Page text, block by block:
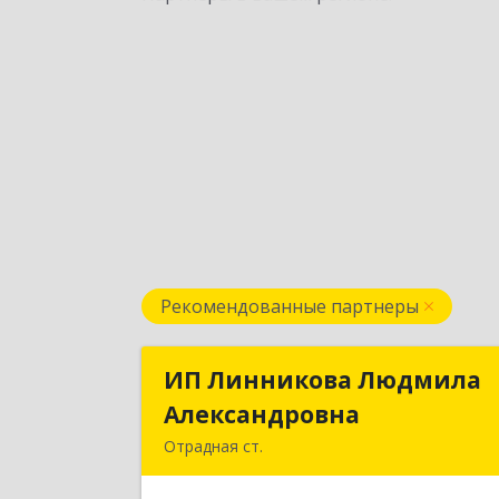
Рекомендованные партнеры
ИП Линникова Людмила
Александровна
Отрадная ст.
ИП Линникова Людмила
Александровна